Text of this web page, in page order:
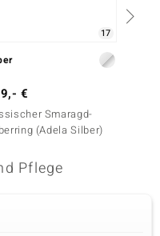
17
€
Smaragd-
(Adela Silber)
Pflege